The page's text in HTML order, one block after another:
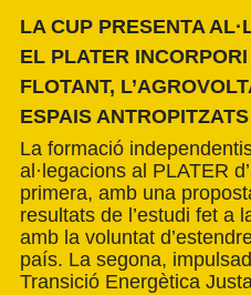
LA CUP PRESENTA
EL PLATER
FLOTANT,
ESPAIS ANTROPITZATS
La formació
al·legacions al PLATER
primera, amb una
resultats de l’estudi fet a
amb la voluntat
país. La segona,
Transició Energètica